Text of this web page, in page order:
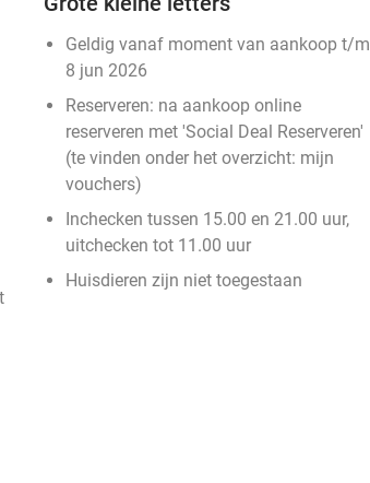
Geldig vanaf moment van aankoop t/m
8 jun 2026
Reserveren: na aankoop online
reserveren met 'Social Deal Reserveren'
(te vinden onder het overzicht: mijn
vouchers)
Inchecken tussen 15.00 en 21.00 uur,
uitchecken tot 11.00 uur
Huisdieren zijn niet toegestaan